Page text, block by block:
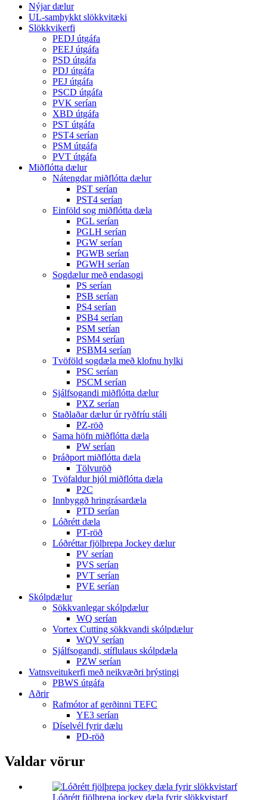
Nýjar dælur
UL-samþykkt slökkvitæki
Slökkvikerfi
PEDJ útgáfa
PEEJ útgáfa
PSD útgáfa
PDJ útgáfa
PEJ útgáfa
PSCD útgáfa
PVK serían
XBD útgáfa
PST útgáfa
PST4 serían
PSM útgáfa
PVT útgáfa
Miðflótta dælur
Nátengdar miðflótta dælur
PST serían
PST4 serían
Einföld sog miðflótta dæla
PGL serían
PGLH serían
PGW serían
PGWB serían
PGWH serían
Sogdælur með endasogi
PS serían
PSB serían
PS4 serían
PSB4 serían
PSM serían
PSM4 serían
PSBM4 serían
Tvöföld sogdæla með klofnu hylki
PSC serían
PSCM serían
Sjálfsogandi miðflótta dælur
PXZ serían
Staðlaðar dælur úr ryðfríu stáli
PZ-röð
Sama höfn miðflótta dæla
PW serían
Þráðport miðflótta dæla
Tölvuröð
Tvöfaldur hjól miðflótta dæla
P2C
Innbyggð hringrásardæla
PTD serían
Lóðrétt dæla
PT-röð
Lóðréttar fjölþrepa Jockey dælur
PV serían
PVS serían
PVT serían
PVE serían
Skólpdælur
Sökkvanlegar skólpdælur
WQ serían
Vortex Cutting sökkvandi skólpdælur
WQV serían
Sjálfsogandi, stíflulaus skólpdæla
PZW serían
Vatnsveitukerfi með neikvæðri þrýstingi
PBWS útgáfa
Aðrir
Rafmótor af gerðinni TEFC
YE3 serían
Díselvél fyrir dælu
PD-röð
Valdar vörur
Lóðrétt fjölþrepa jockey dæla fyrir slökkvistarf